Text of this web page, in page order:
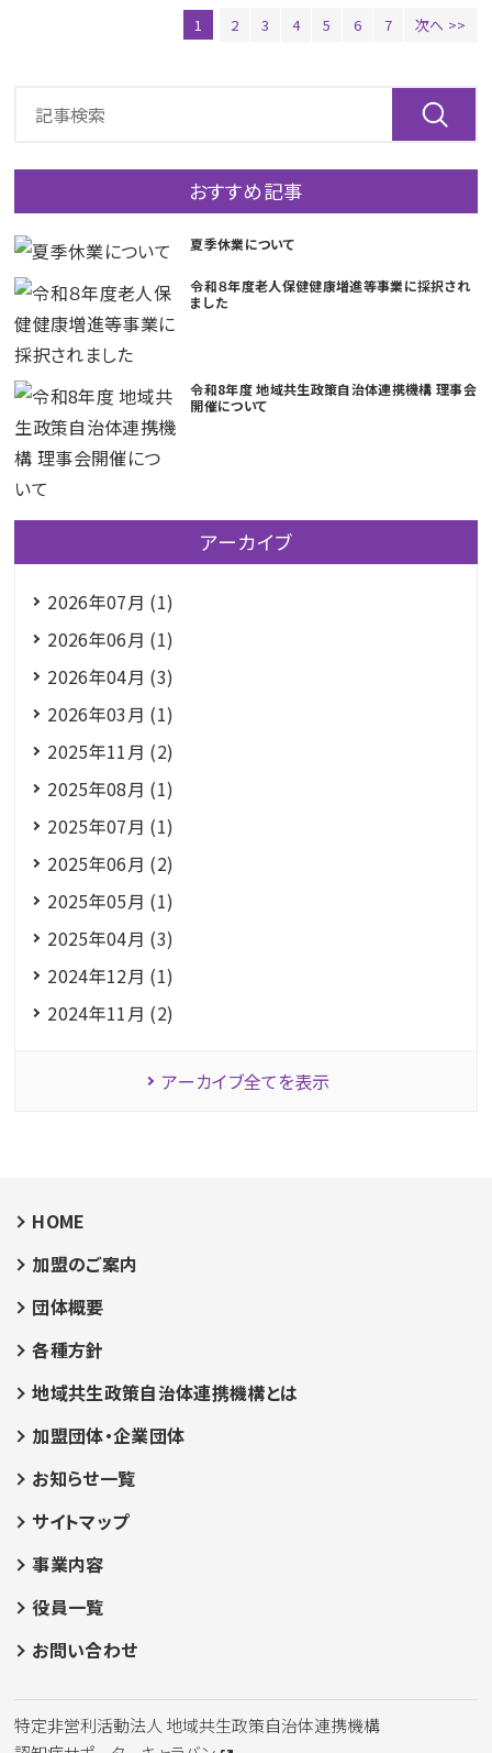
1 2 3 4 5 6 7 次へ >>
おすすめ記事
夏季休業について
令和８年度老人保健健康増進等事業に採択され
ました
令和8年度 地域共生政策自治体連携機構 理事会
開催について
アーカイブ
2026年07月 (1)
2026年06月 (1)
2026年04月 (3)
2026年03月 (1)
2025年11月 (2)
2025年08月 (1)
2025年07月 (1)
2025年06月 (2)
2025年05月 (1)
2025年04月 (3)
2024年12月 (1)
2024年11月 (2)
アーカイブ全てを表示
HOME
地域共生政策自治体連携機構とは
事業内容
加盟のご案内
加盟団体・企業団体
役員一覧
団体概要
お知らせ一覧
お問い合わせ
各種方針
サイトマップ
特定非営利活動法人 地域共生政策自治体連携機構